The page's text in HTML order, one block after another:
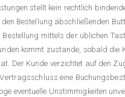
stellt kein rechtlich
Bestellung abschließenden
Bestellung mittels der üblichen
kommt zustande, sobald
Der Kunde verzichtet auf den
eine
eventuelle Unstimmigkeiten